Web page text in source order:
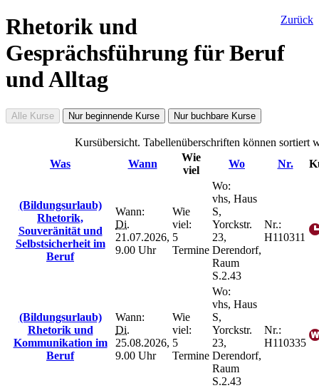
Zurück
Rhetorik und
Gesprächsführung für Beruf
und Alltag
Alle Kurse Nur beginnende Kurse Nur buchbare Kurse
Kursübersicht. Tabellenüberschriften können sortiert
Was
Wann
Wie
viel
Wo Nr.
(Bildungsurlaub)
Rhetorik,
Souveränität und
Selbstsicherheit im
Beruf
Wann:
Di.
21.07.2026,
9.00 Uhr
Wie
viel:
5
Termine
Wo:
vhs, Haus
S,
Yorckstr.
23,
Derendorf,
Raum
S.2.43
Nr.:
H110311
(Bildungsurlaub)
Rhetorik und
Kommunikation im
Beruf
Wann:
Di.
25.08.2026,
9.00 Uhr
Wie
viel:
5
Termine
Wo:
vhs, Haus
S,
Yorckstr.
23,
Derendorf,
Raum
S.2.43
Nr.:
H110335